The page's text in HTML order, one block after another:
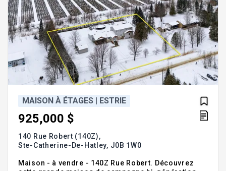
MAISON À ÉTAGES | ESTRIE
925,000 $
140 Rue Robert (140Z),
Ste-Catherine-De-Hatley, J0B 1W0
Maison - à vendre - 140Z Rue Robert. Découvrez